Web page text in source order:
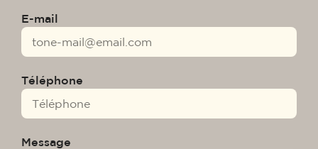
E-mail
Téléphone
Message